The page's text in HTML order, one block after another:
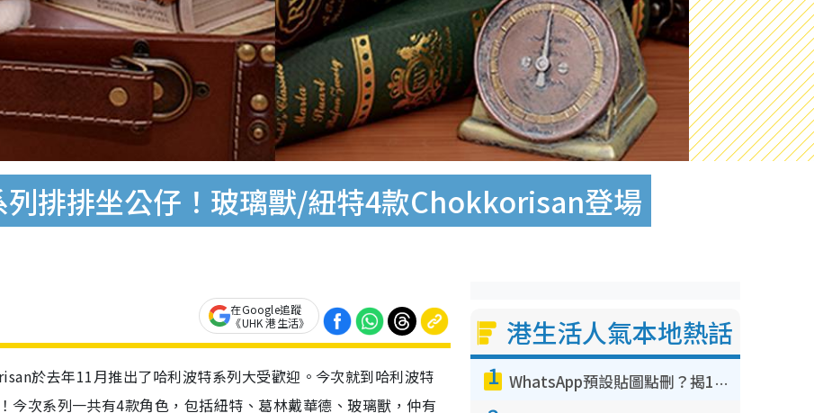
列排排坐公仔！玻璃獸/紐特4款Chokkorisan登場
在Google追蹤
《UHK 港生活》
於去年11月推出了哈利波特系列大受歡迎。今次就到哈利波特
今次系列一共有4款角色，包括紐特、葛林戴華德、玻璃獸，仲有
港生活人氣本地熱話
1 WhatsApp預設貼圖點刪？揭1招「反向操作」還原簡潔介面 附3步實測教學